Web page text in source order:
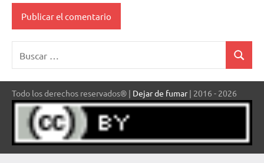
Buscar
Todo los derechos reservados® | Dejar de fumar| 2016 - 2026